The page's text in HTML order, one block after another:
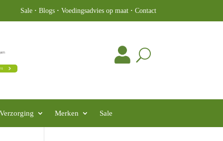
Sale· Blogs· Voedingsadvies op maat· Contact
Verzorging Merken Sale